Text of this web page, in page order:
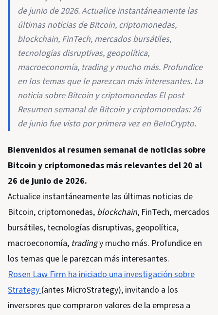
de junio de 2026. Actualice instantáneamente las
últimas noticias de Bitcoin, criptomonedas,
blockchain, FinTech, mercados bursátiles,
tecnologías disruptivas, geopolítica,
macroeconomía, trading y mucho más. Profundice
en los temas que le parezcan más interesantes. La
noticia sobre Bitcoin y criptomonedas El post
Resumen semanal de Bitcoin y criptomonedas: 26
de junio fue visto por primera vez en BeInCrypto.
Bienvenidos al resumen semanal de noticias sobre
Bitcoin y criptomonedas más relevantes del 20 al
26 de junio de 2026.
Actualice instantáneamente las últimas noticias de
Bitcoin, criptomonedas, blockchain, FinTech, mercados
bursátiles, tecnologías disruptivas, geopolítica,
macroeconomía, tradingy mucho más. Profundice en
los temas que le parezcan más interesantes.
Rosen Law Firm ha iniciado una investigación sobre
Strategy (antes MicroStrategy), invitando a los
inversores que compraron valores de la empresa a